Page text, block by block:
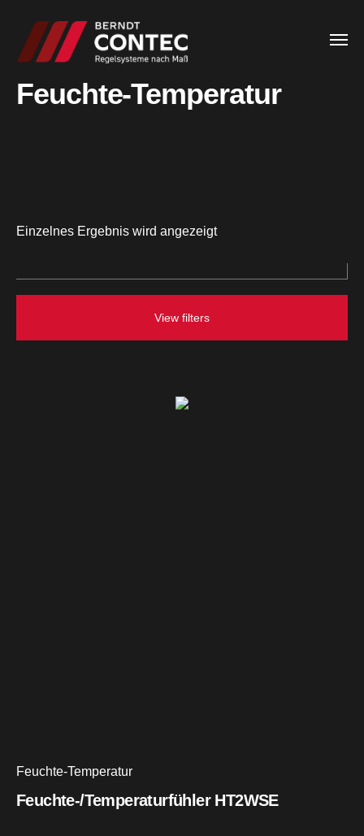
Feuchte-Temperatur
Einzelnes Ergebnis wird angezeigt
View filters
Feuchte-Temperatur
Feuchte-/Temperaturfühler HT2WSE